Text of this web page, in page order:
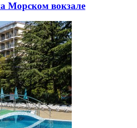
Морском вокзале